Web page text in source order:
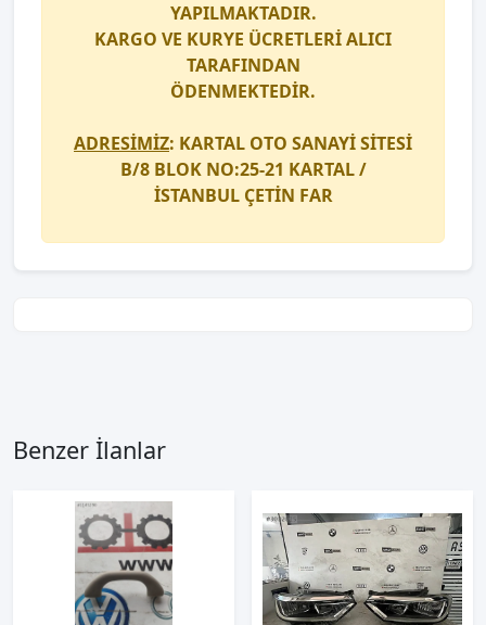
YAPILMAKTADIR.
KARGO VE KURYE ÜCRETLERİ ALICI
TARAFINDAN
ÖDENMEKTEDİR.
ADRESİMİZ: KARTAL OTO SANAYİ SİTESİ
B/8 BLOK NO:25-21 KARTAL /
İSTANBUL ÇETİN FAR
Benzer İlanlar